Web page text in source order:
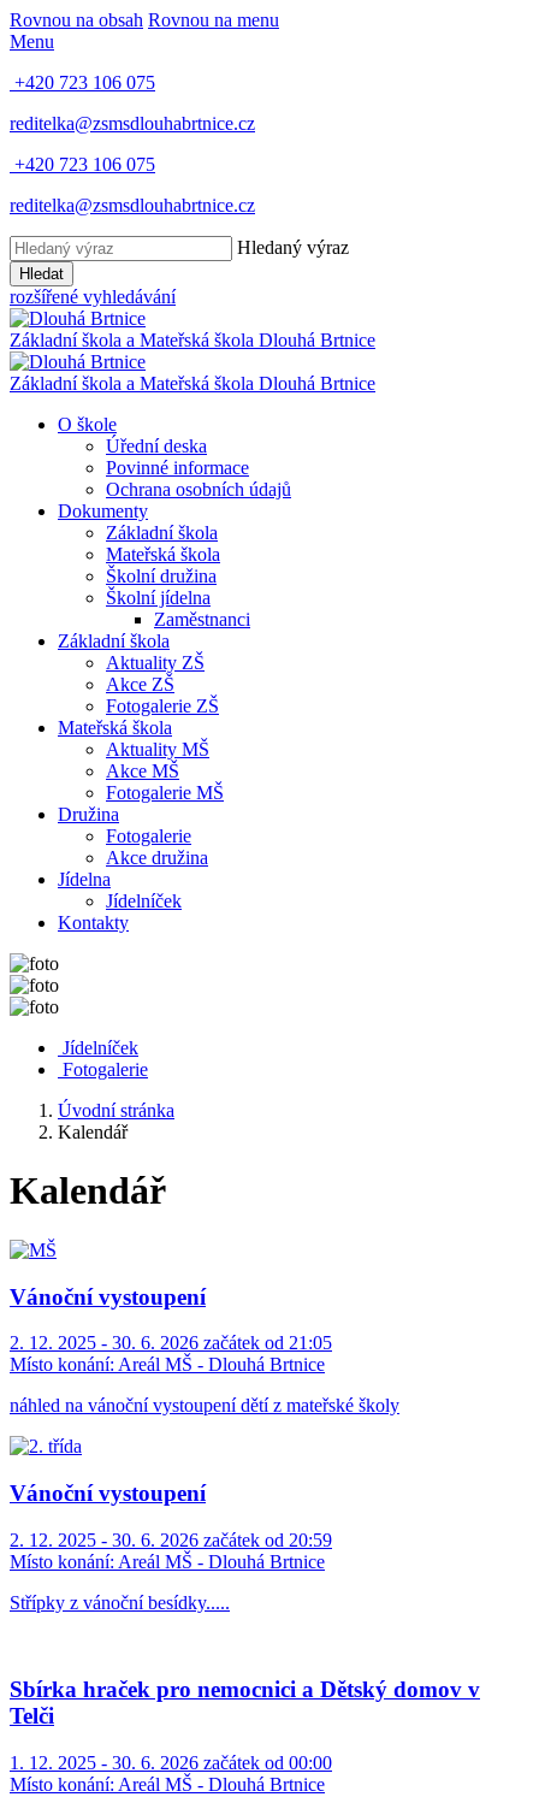
Rovnou na obsah Rovnou na menu
Menu
+420 723 106 075
reditelka@zsmsdlouhabrtnice.cz
+420 723 106 075
reditelka@zsmsdlouhabrtnice.cz
Hledaný výraz
Hledat
rozšířené vyhledávání
Základní škola a Mateřská škola Dlouhá Brtnice
Základní škola a Mateřská škola Dlouhá Brtnice
O škole
Úřední deska
Povinné informace
Ochrana osobních údajů
Dokumenty
Základní škola
Mateřská škola
Školní družina
Školní jídelna
Zaměstnanci
Základní škola
Aktuality ZŠ
Akce ZŠ
Fotogalerie ZŠ
Mateřská škola
Aktuality MŠ
Akce MŠ
Fotogalerie MŠ
Družina
Fotogalerie
Akce družina
Jídelna
Jídelníček
Kontakty
Jídelníček
Fotogalerie
Úvodní stránka
Kalendář
Kalendář
Vánoční vystoupení
2. 12. 2025 - 30. 6. 2026 začátek od 21:05
Místo konání: Areál MŠ - Dlouhá Brtnice
náhled na vánoční vystoupení dětí z mateřské školy
Vánoční vystoupení
2. 12. 2025 - 30. 6. 2026 začátek od 20:59
Místo konání: Areál MŠ - Dlouhá Brtnice
Střípky z vánoční besídky.....
Sbírka hraček pro nemocnici a Dětský domov v
Telči
1. 12. 2025 - 30. 6. 2026 začátek od 00:00
Místo konání: Areál MŠ - Dlouhá Brtnice